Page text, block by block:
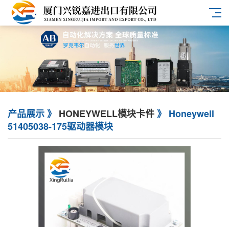
产品展示 》 HONEYWELL模块卡件》 Honeywell
51405038-175驱动器模块